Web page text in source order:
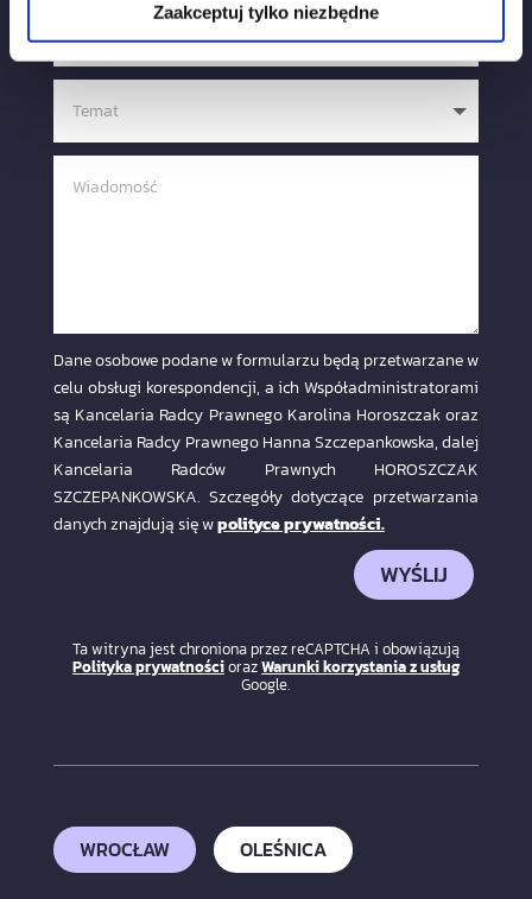
Zaakceptuj tylko niezbędne
Dane osobowe podane w formularzu będą przetwarzane w
celu obsługi korespondencji, a ich Współadministratorami
są Kancelaria Radcy Prawnego Karolina Horoszczak oraz
Kancelaria Radcy Prawnego Hanna Szczepankowska, dalej
Kancelaria Radców Prawnych HOROSZCZAK
SZCZEPANKOWSKA. Szczegóły dotyczące przetwarzania
danych znajdują się wpolityce prywatności.
WYŚLIJ
Ta witryna jest chroniona przez reCAPTCHA i obowiązują
Polityka prywatnościorazWarunki korzystania z usług
Google.
WROCŁAW OLEŚNICA